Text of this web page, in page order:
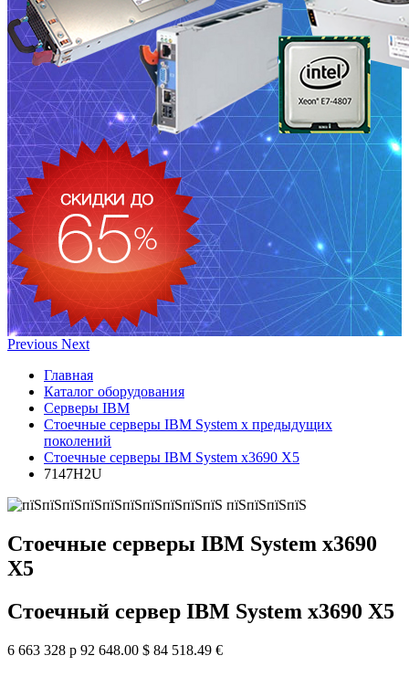
Previous Next
Главная
Каталог оборудования
Серверы IBM
Стоечные серверы IBM System x предыдущих
поколений
Стоечные серверы IBM System x3690 X5
7147H2U
Стоечные серверы IBM System x3690
X5
Стоечный сервер IBM System x3690 X5
6 663 328 р 92 648.00 $ 84 518.49 €